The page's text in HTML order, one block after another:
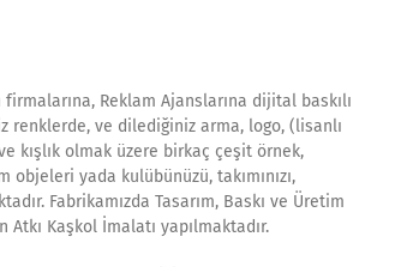
Reklam Ajanslarına dijital baskılı
ve dilediğiniz arma, logo, (lisanlı
kışlık olmak üzere birkaç çeşit örnek,
yada kulübünüzü, takımınızı,
Fabrikamızda Tasarım, Baskı ve Üretim
Kaşkol İmalatı yapılmaktadır.